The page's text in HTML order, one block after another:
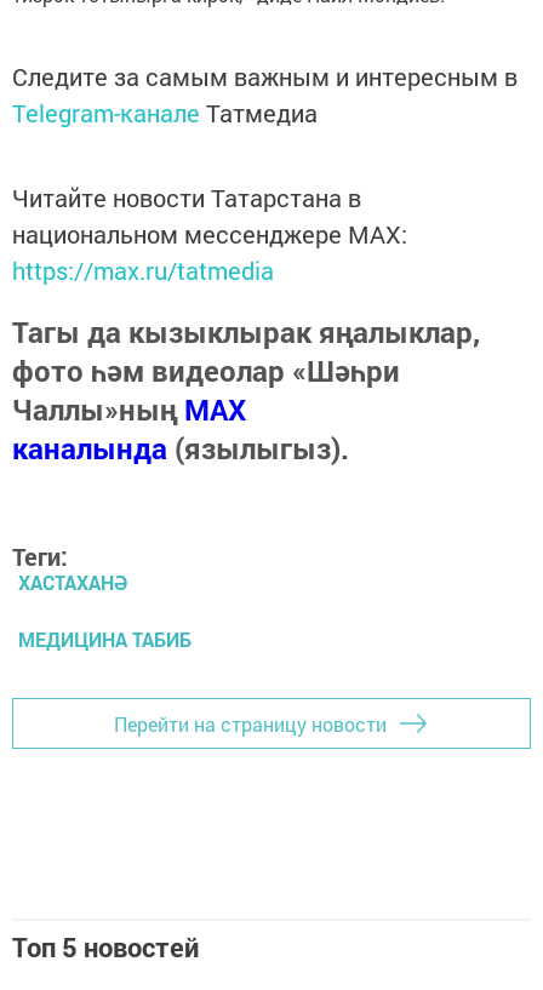
Следите за самым важным и интересным в
Telegram-канале Татмедиа
Читайте новости Татарстана в
национальном мессенджере MАХ:
https://max.ru/tatmedia
Тагы да кызыклырак яңалыклар,
фото һәм видеолар «Шәһри
Чаллы»ныңMAX
каналында (язылыгыз).
Теги:
ХАСТАХАНӘ
МЕДИЦИНА ТАБИБ
Перейти на страницу новости
Топ 5 новостей